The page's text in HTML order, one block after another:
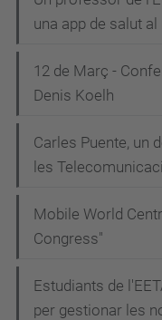
una app de salut al
12 de Març -
Denis Koelh
Carles Puente, un
les
Mobile World
Congress"
Estudiants de
per gestionar les